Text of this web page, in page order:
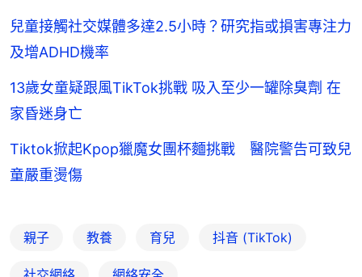
兒童接觸社交媒體多達2.5小時？研究指或損害專注力
及增ADHD機率
13歲女童疑跟風TikTok挑戰 吸入至少一罐除臭劑 在
家昏迷身亡
Tiktok掀起Kpop獵魔女團杯麵挑戰 醫院警告可致兒
童嚴重燙傷
親子 教養 育兒 抖音 (TikTok)